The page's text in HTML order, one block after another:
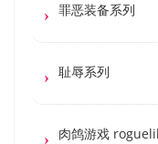
罪恶装备系列
耻辱系列
肉鸽游戏